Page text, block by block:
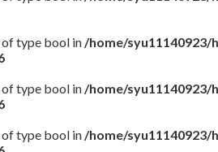
of type bool in/home/
of type bool in/home/
of type bool in/home/